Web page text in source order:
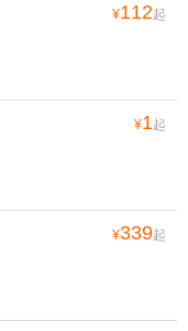
¥112起
¥1起
¥339起